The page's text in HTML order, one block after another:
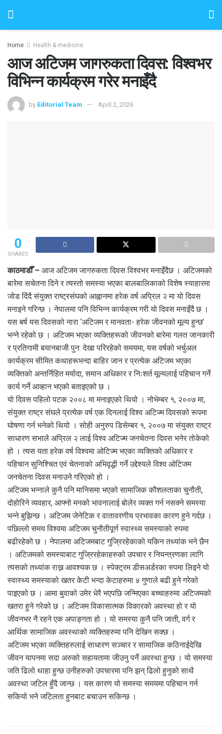
Home Health & medicine
आज अटिजम जागरुकता दिवस: विश्वभर
विभिन्न कार्यक्रम गरेर मनाइँदै
by Editorial Team April 2, 2026
0
SHARES
काठमाडौँ – आज अटिजम जागरुकता दिवस विश्वभर मनाइँदैछ । अटिजमको
बारेमा सचेतना दिने र त्यस्तो समस्या भएका बालबालिकाको विशेष स्याहारमा
जोड दिंदै संयुक्त राष्ट्रसंघको आह्वानमा हरेक वर्ष अप्रिल २ मा यो दिवस
मनाइने गरिन्छ । नेपालमा पनि विभिन्न कार्यक्रम गरी यो दिवस मनाइँदै छ ।
यस बर्ष यस दिवसको नारा ‘अटिजम र मानवता- हरेक जीवनको मूल्य हुन्छ’
भन्ने रहेको छ । अटिजम भएका व्यक्तिहरूको जीवनको बारेमा गलत जानकारी
र प्रतिगामी बयानबाजी पुन: देखा परिरहेको समयमा, यस वर्षको भर्चुअल
कार्यक्रम सीमित कथाहरूभन्दा बाहिर जान र प्रत्येक अटिजम भएका
व्यक्तिको अन्तर्निहित मर्यादा, समान अधिकार र निःशर्त मूल्यलाई पहिचान गर्ने
कार्य गर्ने आव्हान भएको बताइएको छ ।
यो दिवस पहिलो पटक २००८ मा मनाइएको थियो । नोभेम्बर १, २००७ मा,
संयुक्त राष्ट्र संघले प्रत्येक वर्ष एक दिनलाई विश्व अटिज्म दिवसको रूपमा
घोषणा गर्न भनेको थियो । सोही अनुरुप डिसेम्बर १, २००७ मा संयुक्त राष्ट्र
साधारण सभाले अप्रिल २ लाई विश्व अटिज्म जनचेतना दिवस भनेर तोकेको
हो । त्यस यता हरेक वर्ष विश्वमा ओटिज्म भएका व्यक्तिको अधिकार र
पहिचान सुनिश्चित एवं चेतनाको अभिवृद्धी गर्ने उद्देश्यले विश्व ओटिजम
जनचेतना दिवस मनाउने गरिएको हो ।
अटिजम भन्नाले कुनै पनि मानिसमा भएको सामाजिक कौशलताका चुनौती,
दोहोरिने व्यवहार, आफ्नो मनको भावनालाई बोलेर व्यक्त गर्न नसक्ने समस्या
भन्ने बुझिन्छ । अटिजम जेनेटिक र वातावरणीय प्रभावका कारण हुने गर्दछ ।
पछिल्लो समय विश्वमा अटिजम चुनौतीपूर्ण स्वास्थ्य समस्याको रुपमा
बढीरहेको छ । नेपालमा अटिजमबाट गुज्रिरहेकाको यकिन तथ्यांक भने छैन
। अटिजमको समस्याबाट गुज्रिरहेकाहरुको उपचार र नियन्त्रणका लागि
त्यसको तथ्यांक राख्न आवश्यक छ । स्पेक्ट्रम डीसअर्डरका रुपमा लिइने यो
स्वास्थ्य समस्याको खतर केटी भन्दा केटाहरुमा ४ गुणाले बढी हुने गरेको
पाइएको छ । आमा बुवाको उमेर धेरै भएपछि जन्मिएका बच्चाहरुमा अटिजमको
खतरा हुने गरेको छ । अटिजम विकासात्मक विकारको अवस्था हो र यो
जीवनभर नै रहने एक अपाङ्गता हो । यो समस्या कुनै पनि जाती, वर्ग र
आर्थिक सामाजिक अवस्थाको व्यक्तिहरुमा पनि देखिन सक्छ ।
अटिजम भएका व्यक्तिहरुलाई साधारण सञ्चार र सामाजिक कठिनाईदेखि
जीवन यापनमा सदा अरुको सहायतामा जीउनु पर्ने अवस्था हुन्छ । यो समस्या
जति ढिलो थाहा हुन्छ उनीहरुको उपचारमा पनि झन् ढिलो हुनुको साथै
अवस्था जटिल हुँदै जान्छ । यस कारण यो समस्या समयमा पहिचान गर्न
सकियो भने जटिलता हुनबाट बचाउन सकिन्छ ।